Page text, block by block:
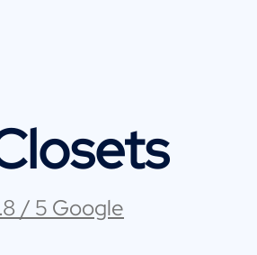
/ 5 Google